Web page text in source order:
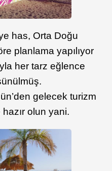
has, Orta Doğu
planlama yapılıyor
her tarz eğlence
gelecek turizm
olun yani.